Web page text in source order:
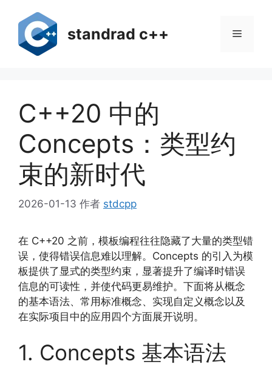
standrad c++ 菜
C++20 中的
Concepts：类型约
束的新时代
2026-01-13 作者 stdcpp
在 C++20 之前，模板编程往往隐藏了大量的类型错
误，使得错误信息难以理解。Concepts 的引入为模
板提供了显式的类型约束，显著提升了编译时错误
信息的可读性，并使代码更易维护。下面将从概念
的基本语法、常用标准概念、实现自定义概念以及
在实际项目中的应用四个方面展开说明。
1. Concepts 基本语法